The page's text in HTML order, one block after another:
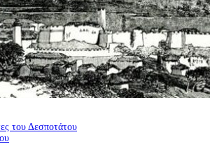
του Δεσποτάτου